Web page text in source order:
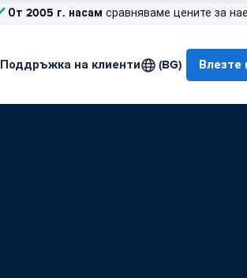
От 2005 г. насам сравняваме цените за
Поддръжка на клиенти (BG) Влезте